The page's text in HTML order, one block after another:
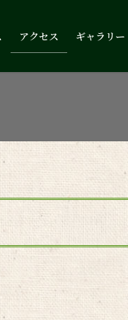
アクセス ギャラリー